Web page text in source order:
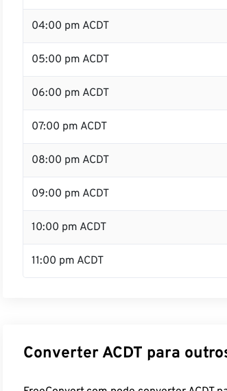
04:00 pm ACDT
05:00 pm ACDT
06:00 pm ACDT
07:00 pm ACDT
08:00 pm ACDT
09:00 pm ACDT
10:00 pm ACDT
11:00 pm ACDT
Converter ACDT para